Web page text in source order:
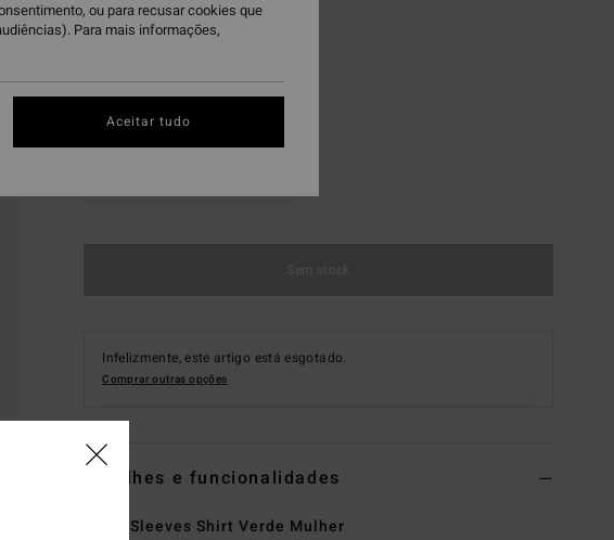
Infelizmente, este artigo está esgotado.
Comprar outras opções
Detalhes e funcionalidades
Short Sleeves Shirt Verde Mulher
ou para recusar cookies que
Para mais informações,
Aceitar tudo